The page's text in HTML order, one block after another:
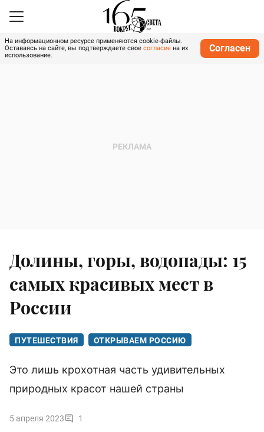
На информационном ресурсе применяются cookie-файлы.
Оставаясь на сайте, вы подтверждаете свое согласие на их
использование.
Согласен
Долины, горы, водопады: 15
самых красивых мест в
России
ПУТЕШЕСТВИЯ ОТКРЫВАЕМ РОССИЮ
Это лишь крохотная часть удивительных
природных красот нашей страны
5 апреля 2023 1